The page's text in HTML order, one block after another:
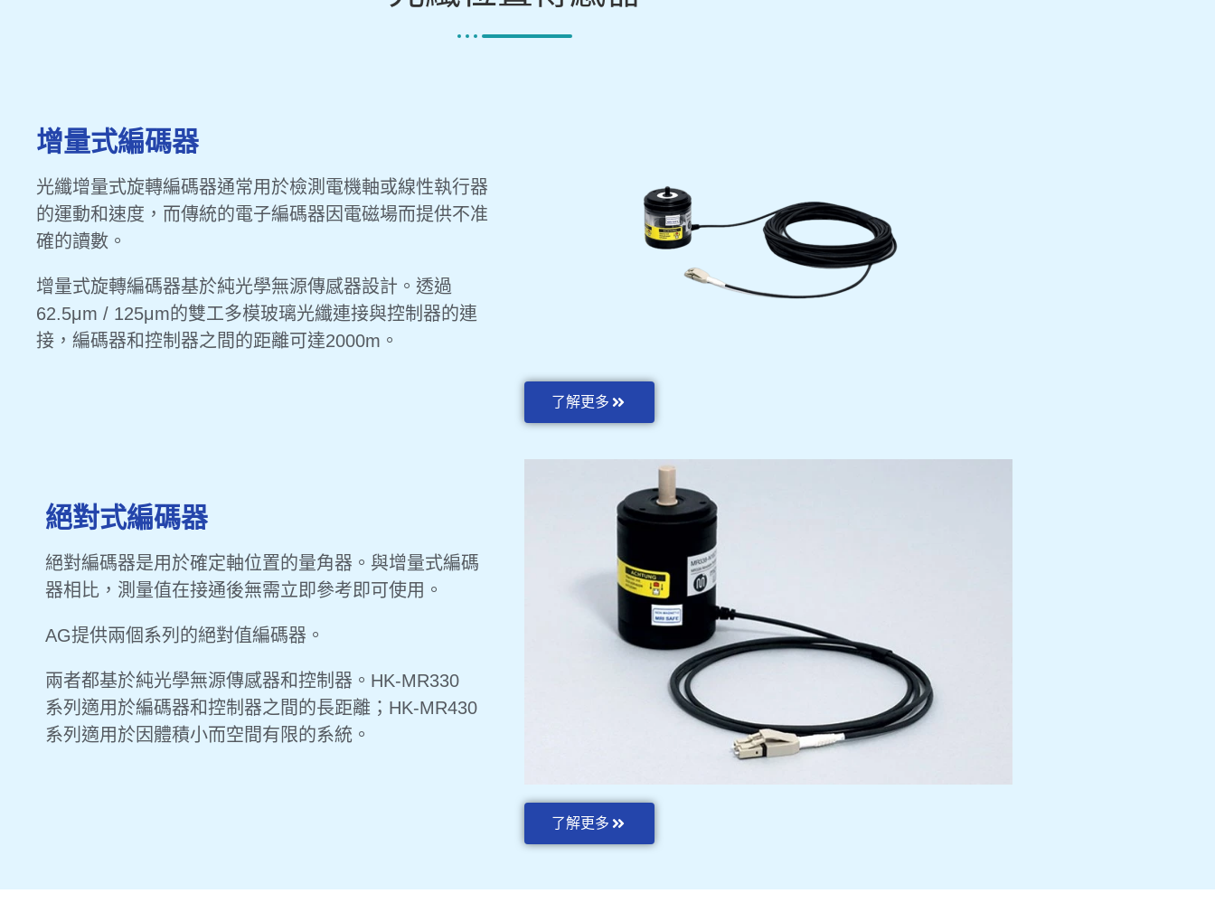
增量式編碼器
光纖增量式旋轉編碼器通常用於檢測電機軸或線性執行器
的運動和速度，而傳統的電子編碼器因電磁場而提供不准
確的讀數。
增量式旋轉編碼器基於純光學無源傳感器設計。透過
62.5μm / 125μm的雙工多模玻璃光纖連接與控制器的連
接，編碼器和控制器之間的距離可達2000m。
了解更多
絕對式編碼器
絕對編碼器是用於確定軸位置的量角器。與增量式編碼
器相比，測量值在接通後無需立即參考即可使用。
AG提供兩個系列的絕對值編碼器。
兩者都基於純光學無源傳感器和控制器。HK-MR330
系列適用於編碼器和控制器之間的長距離；HK-MR430
系列適用於因體積小而空間有限的系統。
了解更多